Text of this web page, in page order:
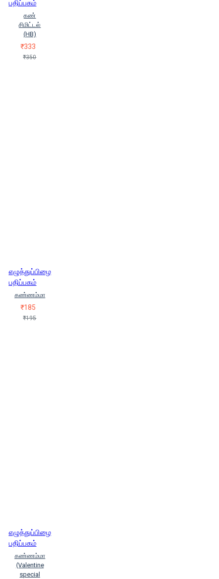
பதிப்பகம்
கண்
சிமிட்டல்
(HB)
₹333
₹350
எழுத்துப்பிழை
பதிப்பகம்
கண்ணம்மா
₹185
₹195
எழுத்துப்பிழை
பதிப்பகம்
கண்ணம்மா
(Valentine
special